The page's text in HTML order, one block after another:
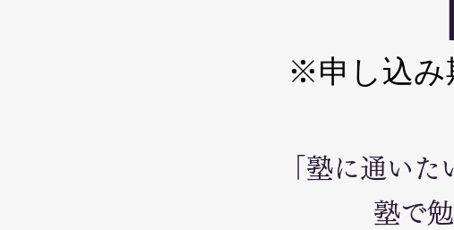
※申し込み
「塾に通い
塾で